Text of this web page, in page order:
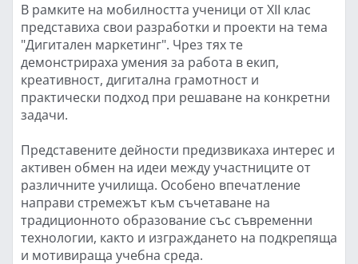
В рамките на мобилността ученици от XII клас
представиха свои разработки и проекти на тема
"Дигитален маркетинг". Чрез тях те
демонстрираха умения за работа в екип,
креативност, дигитална грамотност и
практически подход при решаване на конкретни
задачи.
Представените дейности предизвикаха интерес и
активен обмен на идеи между участниците от
различните училища. Особено впечатление
направи стремежът към съчетаване на
традиционното образование със съвременни
технологии, както и изграждането на подкрепяща
и мотивираща учебна среда.